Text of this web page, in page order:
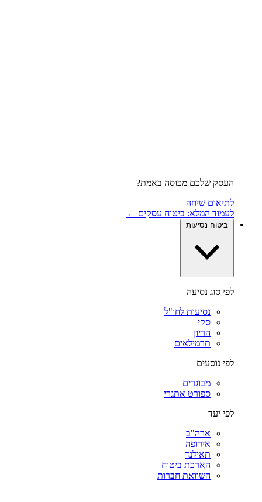
העסק שלכם מכוסה באמת?
לתיאום שיחה
לעמוד המלא: ביטוח עסקים ←
ביטוח נסיעות
לפי סוג נסיעה
נסיעות לחו"ל
סקי
הריון
תרמילאים
לפי נוסעים
מבוגרים
ספורט אתגרי
לפי יעד
ארה"ב
אירופה
תאילנד
הארכת ביטוח
השוואת חברות